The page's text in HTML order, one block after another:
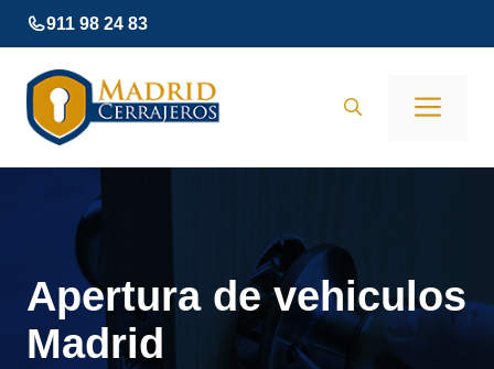
Saltar
al
contenido
911 98 24 83
Apertura de vehiculos
Madrid